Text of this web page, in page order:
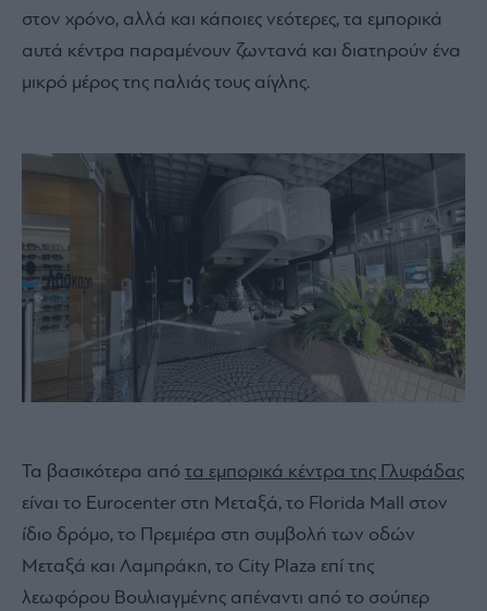
στον χρόνο, αλλά και κάποιες νεότερες, τα εμπορικά
αυτά κέντρα παραμένουν ζωντανά και διατηρούν ένα
μικρό μέρος της παλιάς τους αίγλης.
Τα βασικότερα από τα εμπορικά κέντρα της Γλυφάδας
είναι το Eurocenter στη Μεταξά, το Florida Μall στον
ίδιο δρόμο, το Πρεμιέρα στη συμβολή των οδών
Μεταξά και Λαμπράκη, το City Plaza επί της
λεωφόρου Βουλιαγμένης απέναντι από το σούπερ